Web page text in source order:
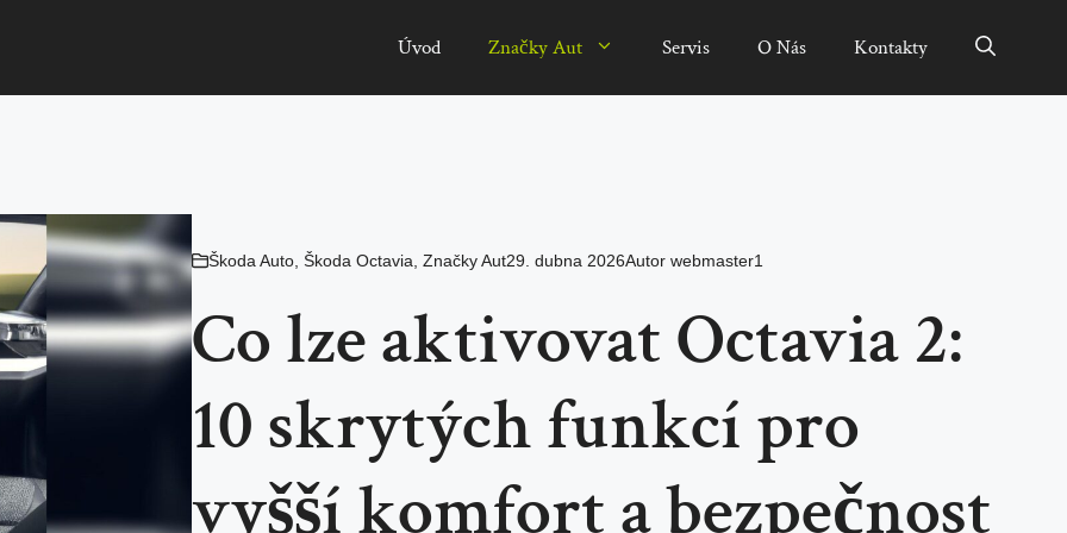
Úvod Značky Aut Servis O Nás Kontakty
Škoda Auto, Škoda Octavia Značky Aut29. dubna 2026Autor webmaster1
Co lze aktivovat Octavia 2:
10 skrytých funkcí pro
vyšší komfort a bezpečnost